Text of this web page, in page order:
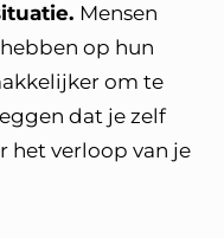
Mensen
op hun
om te
dat je zelf
het verloop van je